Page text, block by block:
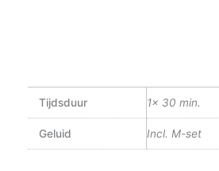
Tijdsduur 1x 30 min.
Geluid Incl. M-set